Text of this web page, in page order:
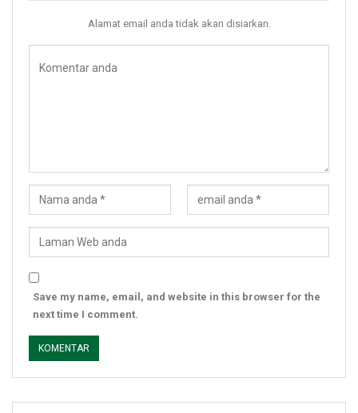
Alamat email anda tidak akan disiarkan.
Save my name, email, and website in this browser for the
next time I comment.